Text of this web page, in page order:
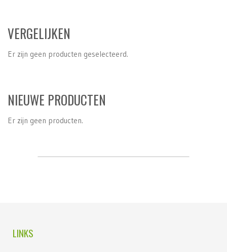
VERGELIJKEN
Er zijn geen producten geselecteerd.
NIEUWE PRODUCTEN
Er zijn geen producten.
LINKS